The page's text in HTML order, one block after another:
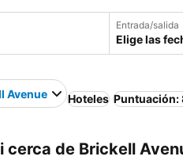
Entrada/salida
Elige las
Avenue Hoteles Puntuación:
de Brickell